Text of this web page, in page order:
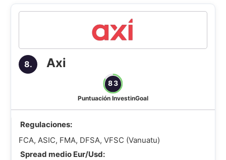
8. Axi
83
Puntuación InvestinGoal
Regulaciones:
FCA, ASIC, FMA, DFSA, VFSC (Vanuatu)
Spread medio Eur/Usd: